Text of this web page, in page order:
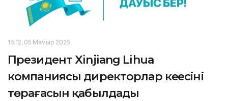
16:12, 05 Мамыр 2026
Президент Xinjiang Lihua
компаниясы директорлар кеңесінің
төрағасын қабылдады